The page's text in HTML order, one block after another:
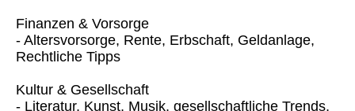
Finanzen & Vorsorge
- Altersvorsorge, Rente, Erbschaft, Geldanlage,
Rechtliche Tipps
Kultur & Gesellschaft
- Literatur, Kunst, Musik, gesellschaftliche Trends,